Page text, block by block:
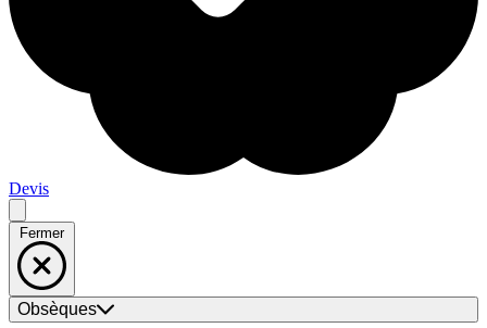
Devis
Fermer
Obsèques